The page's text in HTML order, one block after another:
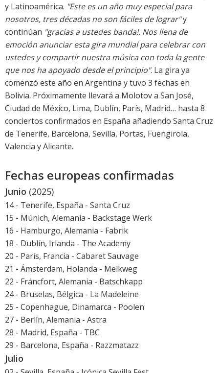
y Latinoamérica. "Este es un año muy especial para
nosotros, tres décadas no son fáciles de lograr"y
continúan "gracias a ustedes banda!. Nos llena de
emoción anunciar esta gira mundial para celebrar con
ustedes y compartir nuestra música con toda la gente
que nos ha apoyado desde el principio". La gira ya
comenzó este año en Argentina y tuvo 3 fechas en
Bolivia. Próximamente llevará a Molotov a San José,
Ciudad de México, Lima, Dublín, París, Madrid… hasta 8
conciertos confirmados en España añadiendo Santa Cruz
de Tenerife, Barcelona, Sevilla, Portas, Fuengirola,
Valencia y Alicante.
Fechas europeas confirmadas
Junio (2025)
14 - Tenerife, España - Santa Cruz
15 - Múnich, Alemania - Backstage Werk
16 - Hamburgo, Alemania - Fabrik
18 - Dublín, Irlanda - The Academy
20 - París, Francia - Cabaret Sauvage
21 - Ámsterdam, Holanda - Melkweg
22 - Fráncfort, Alemania - Batschkapp
24 - Bruselas, Bélgica - La Madeleine
25 - Copenhague, Dinamarca - Poolen
27 - Berlín, Alemania - Astra
28 - Madrid, España - TBC
29 - Barcelona, España - Razzmatazz
Julio